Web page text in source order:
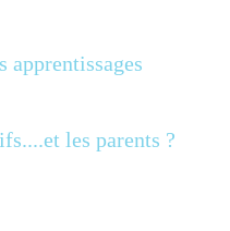
apprentissages
les parents ?